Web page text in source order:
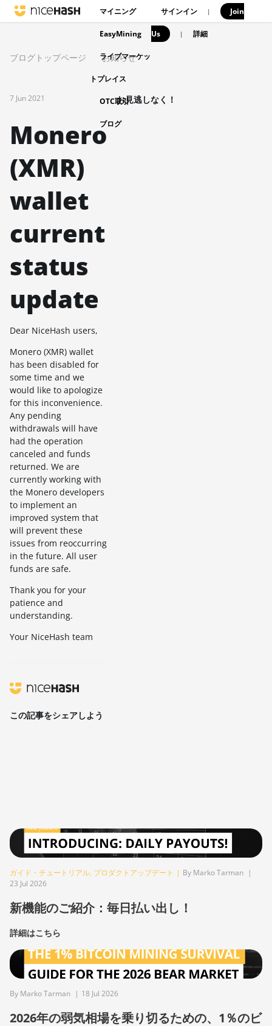
マイニング
EasyMining
ライブマーケッ
トプレイス
OTC取引
ブログ
サインイン | Join
Us | 詳細
ブログトップページ お知らせ
7 Jun 2021
Monero
(XMR)
wallet
current
status
update
Dear NiceHash users,
Monero (XMR) wallet
has been disabled for
some time and we
would like to apologize
for this inconvenience.
Any pending
withdrawals will have
had the operation
canceled and funds
returned. We are
currently working with
the Monero developers
to implement an
improved system that
will prevent these
issues from reoccurring
in the future. All user
funds are safe.
Thank you for your
patience and
understanding.
Your NiceHash team
この記事をシェアしよう
お見逃しなく！
ガイド・チュートリアル, プロダクトアップデート | By Marko Tarman |
23 Jul 2026
新機能のご紹介：毎日払い出し！
詳細はこちら
By Marko Tarman | 18 Jul 2026
2026年の弱気相場を乗り切るための、1％のビ